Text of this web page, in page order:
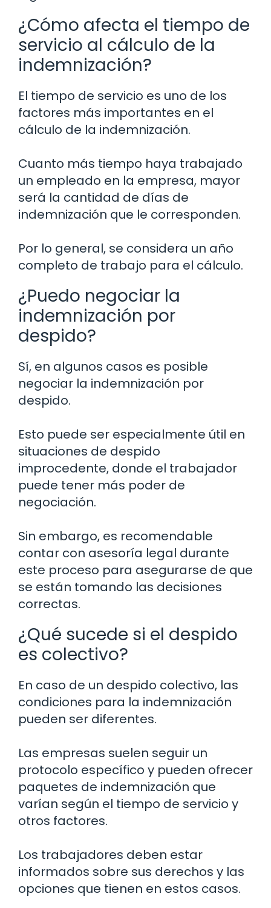
¿Cómo afecta el tiempo de
servicio al cálculo de la
indemnización?
El tiempo de servicio es uno de los
factores más importantes en el
cálculo de la indemnización.
Cuanto más tiempo haya trabajado
un empleado en la empresa, mayor
será la cantidad de días de
indemnización que le corresponden.
Por lo general, se considera un año
completo de trabajo para el cálculo.
¿Puedo negociar la
indemnización por
despido?
Sí, en algunos casos es posible
negociar la indemnización por
despido.
Esto puede ser especialmente útil en
situaciones de despido
improcedente, donde el trabajador
puede tener más poder de
negociación.
Sin embargo, es recomendable
contar con asesoría legal durante
este proceso para asegurarse de que
se están tomando las decisiones
correctas.
¿Qué sucede si el despido
es colectivo?
En caso de un despido colectivo, las
condiciones para la indemnización
pueden ser diferentes.
Las empresas suelen seguir un
protocolo específico y pueden ofrecer
paquetes de indemnización que
varían según el tiempo de servicio y
otros factores.
Los trabajadores deben estar
informados sobre sus derechos y las
opciones que tienen en estos casos.